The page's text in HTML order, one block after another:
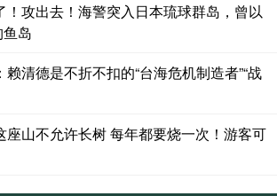
！攻出去！海警突入日本琉球群岛，曾以
岛
清德是不折不扣的“台海危机制造者”“战
座山不允许长树 每年都要烧一次！游客可